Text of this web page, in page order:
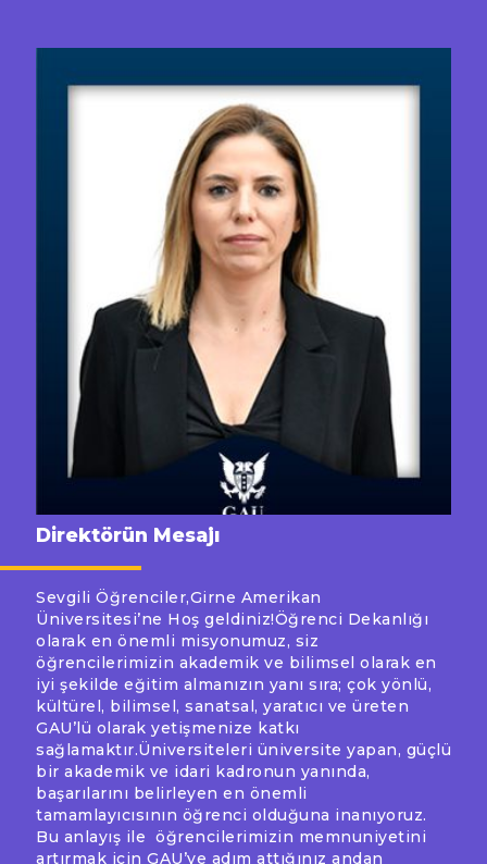
Direktörün Mesajı
Sevgili Öğrenciler,Girne Amerikan
Üniversitesi’ne Hoş geldiniz!Öğrenci Dekanlığı
olarak en önemli misyonumuz, siz
öğrencilerimizin akademik ve bilimsel olarak en
iyi şekilde eğitim almanızın yanı sıra; çok yönlü,
kültürel, bilimsel, sanatsal, yaratıcı ve üreten
GAU’lü olarak yetişmenize katkı
sağlamaktır.Üniversiteleri üniversite yapan, güçlü
bir akademik ve idari kadronun yanında,
başarılarını belirleyen en önemli
tamamlayıcısının öğrenci olduğuna inanıyoruz.
Bu anlayış ile öğrencilerimizin memnuniyetini
artırmak için GAU’ye adım attığınız andan